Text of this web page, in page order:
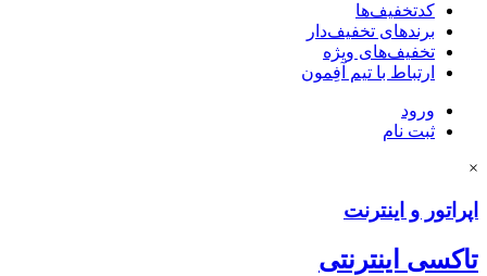
کدتخفیف‌ها
برندهای تخفیف‌دار
تخفیف‌های ویژه
ارتباط با تیم آفِمون
ورود
ثبت نام
×
اپراتور و اینترنت
تاکسی اینترنتی